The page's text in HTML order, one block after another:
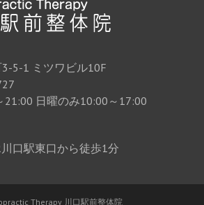
5-1 ミツワビル10F
21:00 日曜のみ10:00～17:00
口駅東口から徒歩1分
Therapy 川口駅前整体院